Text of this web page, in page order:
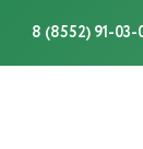
8 (8552) 91-03-